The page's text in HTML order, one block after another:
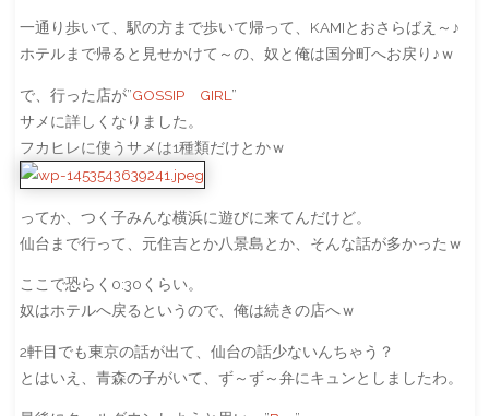
一通り歩いて、駅の方まで歩いて帰って、KAMIとおさらばえ～♪
ホテルまで帰ると見せかけて～の、奴と俺は国分町へお戻り♪ｗ
で、行った店が”GOSSIP GIRL ”
サメに詳しくなりました。
フカヒレに使うサメは1種類だけとかｗ
ってか、つく子みんな横浜に遊びに来てんだけど。
仙台まで行って、元住吉とか八景島とか、そんな話が多かったｗ
ここで恐らく0:30くらい。
奴はホテルへ戻るというので、俺は続きの店へｗ
2軒目でも東京の話が出て、仙台の話少ないんちゃう？
とはいえ、青森の子がいて、ず～ず～弁にキュンとしましたわ。